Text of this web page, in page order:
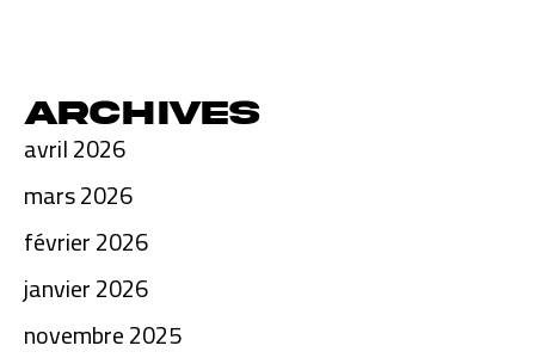
Archives
avril 2026
mars 2026
février 2026
janvier 2026
novembre 2025